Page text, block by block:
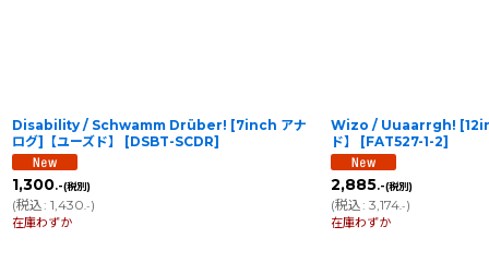
Disability / Schwamm Drüber! [7inch アナ
ログ]【ユーズド】
[DSBT-SCDR]
1,300.-(税別)
(税込: 1,430 .-)
在庫わずか
Wizo / Uuaarrgh!
ド】
[FAT527-1-2]
2,885.-(税別)
(税込: 3,174.-)
在庫わずか